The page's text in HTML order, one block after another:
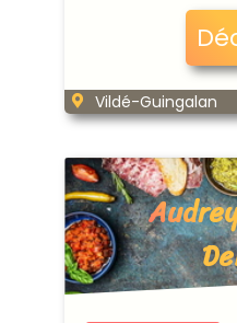
Vildé-Guingalan